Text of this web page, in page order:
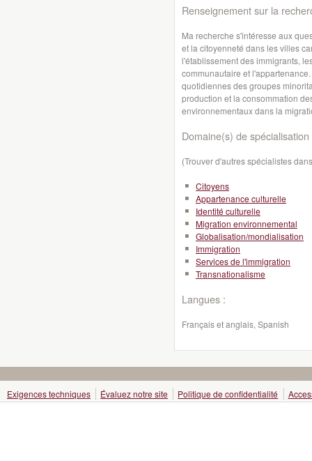
Renseignement sur la
Ma recherche s'intéresse aux
et la citoyenneté dans les villes
l'établissement des immigrants,
communautaire et
quotidiennes des groupes
production et la consommation
environnementaux dans la
Domaine(s) de spécialisation
(Trouver d'autres spécialistes
Citoyens
Appartenance culturelle
Identité culturelle
Migration environnemental
Globalisation/mondialisation
Immigration
Services de l'immigration
Transnationalisme
Langues :
Français et anglais, Spanish
Exigences techniques Évaluez notre site Politique de confidentialité